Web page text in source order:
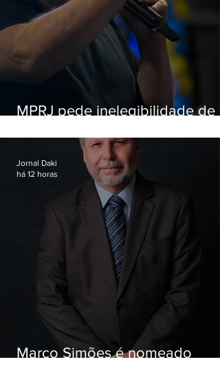
MPRJ pede inelegibilidade de
Marco Simões é nomeado
Jornal Daki
há 12 horas